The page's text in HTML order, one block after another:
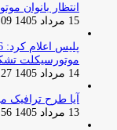
انتظار بانوان
15 مرداد 1405 20:09
موتورسیکلت
14 مرداد 1405 21:27
آیا طرح ترافیک
13 مرداد 1405 19:56